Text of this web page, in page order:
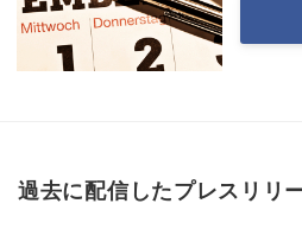
過去に配信したプレスリリ